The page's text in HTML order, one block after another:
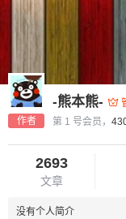
作者
-熊本熊-
第 1 号会员，
2693
文章
没有个人简介